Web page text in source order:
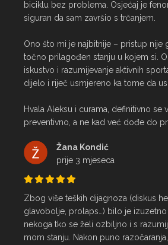
biciklu bez problema. Osjećaj je
siguran da sam završio s trčanjem.
Ono što mi je najbitnije – pristup nije
točno prilagođen stanju u kojem si.
iskustvo i razumijevanje aktivnih
dijelo i riječ usmjereno ka tome da
Hvala Aleksu i curama, definitivno se
preventivno, a ne kad već dođe do
Žana Kondić
prije 3 mjeseca
Zbog više teških dijagnoza (diskus
glavobolje, prolaps…) bilo je
nekoga tko se želi ozbiljno i s
mom stanju. Nakon puno